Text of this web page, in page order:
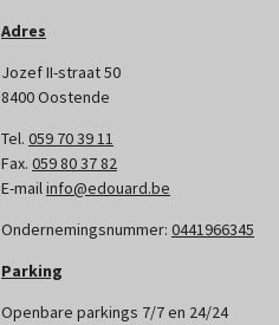
Adres
Jozef II-straat 50
8400 Oostende
Tel. 059 70 39 11
Fax. 059 80 37 82
E-mailinfo@edouard.be
Ondernemingsnummer: 0441966345
Parking
Openbare parkings 7/7 en 24/24